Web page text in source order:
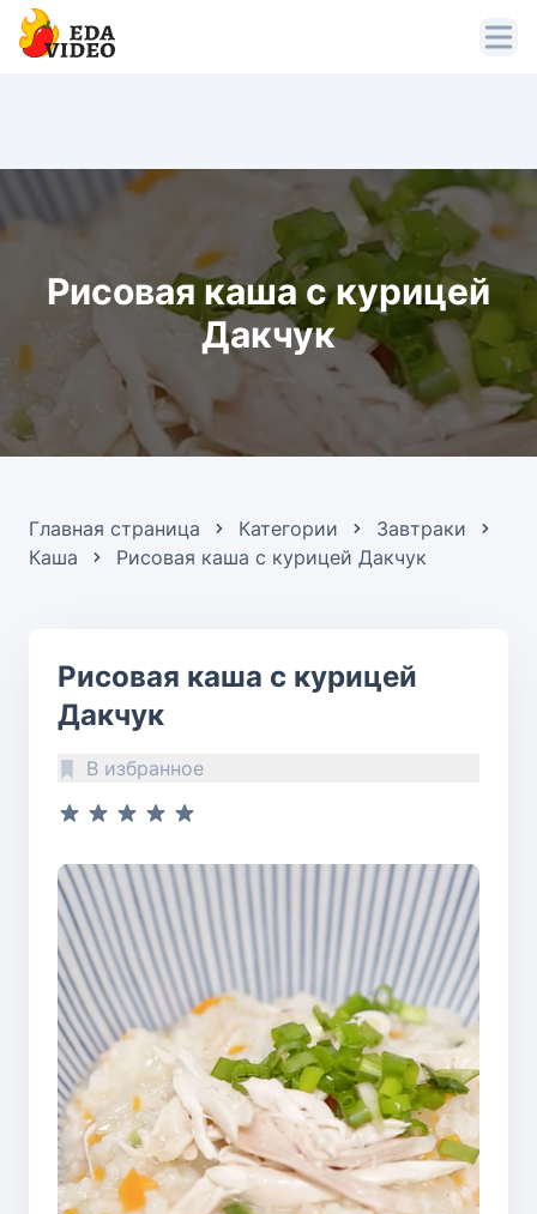
Рисовая каша с курицей
Дакчук
Главная страница Категории
Завтраки
Каша
Рисовая каша с курицей Дакчук
Рисовая каша с курицей
Дакчук
В избранное